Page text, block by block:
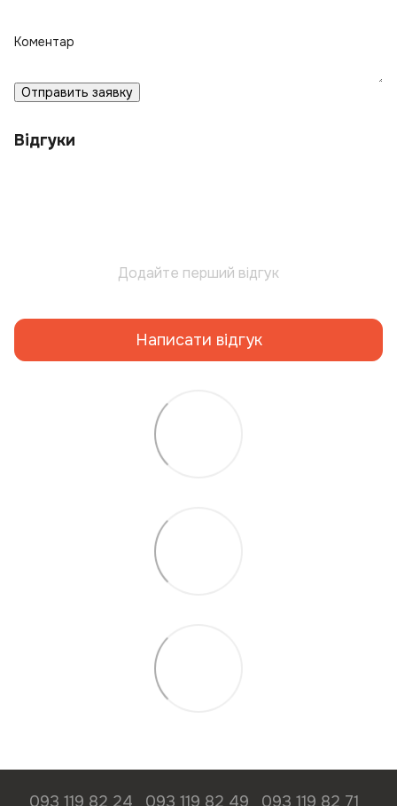
Коментар
Отправить заявку
Відгуки
Додайте перший відгук
Написати відгук
093 119 82 24 093 119 82 49 093 119 82 71